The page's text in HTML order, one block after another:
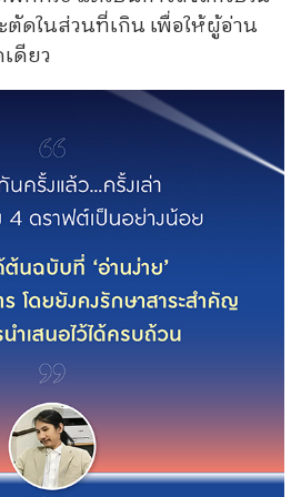
ดในส่วนที่เกิน เพื่อให้ผู้อ่าน
ดียว